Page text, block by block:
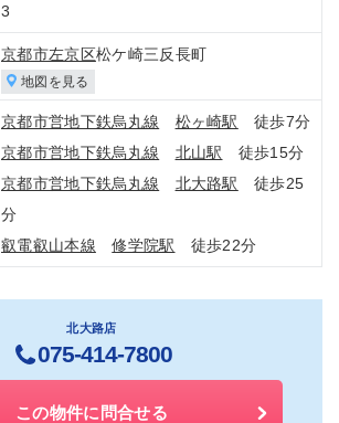
3
京都市左京区松ケ崎三反長町
地図を見る
京都市営地下鉄烏丸線 松ヶ崎駅
徒歩7分
京都市営地下鉄烏丸線
北山駅 徒歩15分
京都市営地下鉄烏丸線
北大路駅
徒歩25
分
叡電叡山本線
修学院駅 徒歩22分
北大路店
075-414-7800
この物件に問合せる